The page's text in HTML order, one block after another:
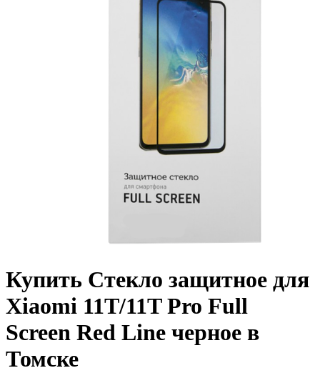
Купить Стекло защитное для
Xiaomi 11T/11T Pro Full
Screen Red Line черное в
Томске